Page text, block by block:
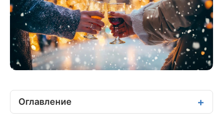
Оглавление